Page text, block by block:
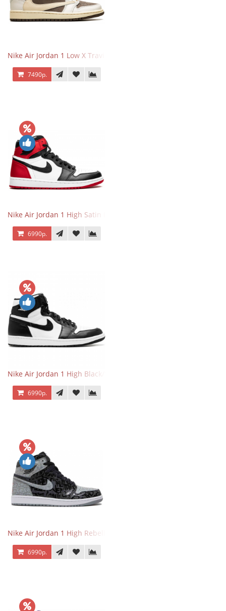
Nike Air Jordan 1 Low X Travis Scott Reverse Mocha
7490р.
Nike Air Jordan 1 High Satin Black Toe
6990р.
Nike Air Jordan 1 High Black/White
6990р.
Nike Air Jordan 1 High Rebellionaire
6990р.